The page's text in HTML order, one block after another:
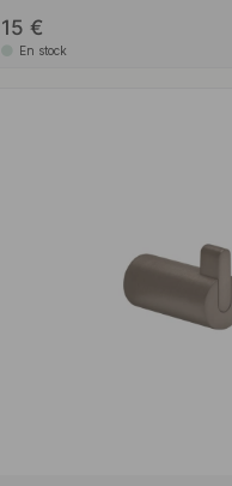
15 €
En stock